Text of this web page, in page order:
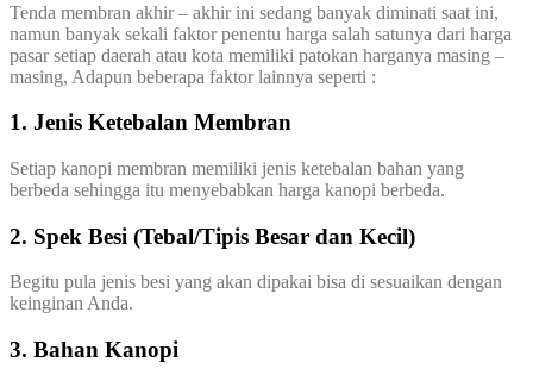
Tenda membran akhir – akhir ini sedang banyak diminati saat ini,
namun banyak sekali faktor penentu harga salah satunya dari harga
pasar setiap daerah atau kota memiliki patokan harganya masing –
masing, Adapun beberapa faktor lainnya seperti :
1. Jenis Ketebalan Membran
Setiap kanopi membran memiliki jenis ketebalan bahan yang
berbeda sehingga itu menyebabkan harga kanopi berbeda.
2. Spek Besi (Tebal/Tipis Besar dan Kecil)
Begitu pula jenis besi yang akan dipakai bisa di sesuaikan dengan
keinginan Anda.
3. Bahan Kanopi